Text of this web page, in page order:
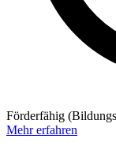
Förderfähig
Mehr erfahren